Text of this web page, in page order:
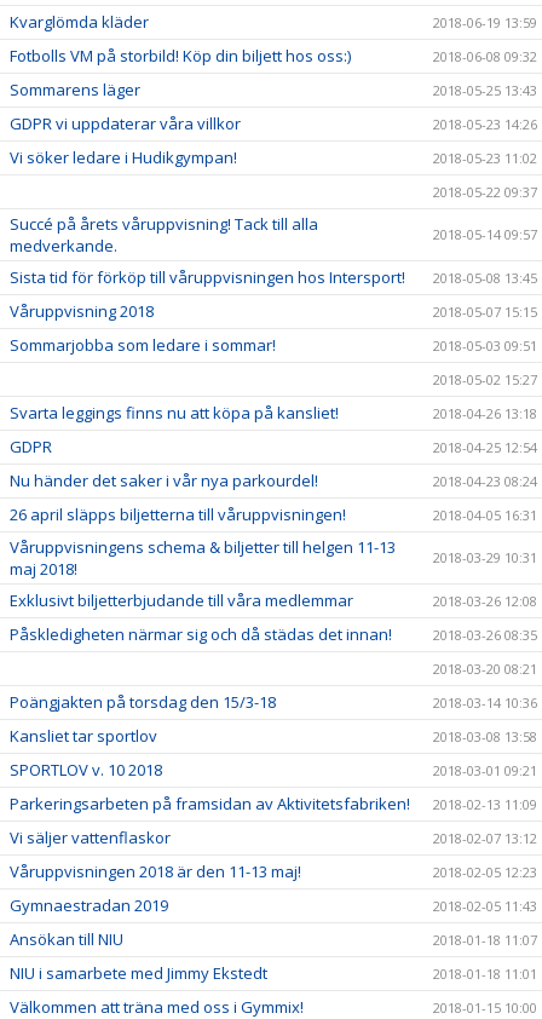
Kvarglömda kläder 2018-06-19 13:59
Fotbolls VM på storbild! Köp din biljett hos oss:) 2018-06-08 09:32
Sommarens läger 2018-05-25 13:43
GDPR vi uppdaterar våra villkor 2018-05-23 14:26
Vi söker ledare i Hudikgympan!
2018-05-23 11:02
2018-05-22 09:37
Succé på årets våruppvisning! Tack till alla
medverkande.
2018-05-14 09:57
Sista tid för förköp till våruppvisningen hos Intersport! 2018-05-08 13:45
Våruppvisning 2018 2018-05-07 15:15
Sommarjobba som ledare i sommar!
2018-05-03 09:51
2018-05-02 15:27
Svarta leggings finns nu att köpa på kansliet! 2018-04-26 13:18
GDPR 2018-04-25 12:54
Nu händer det saker i vår nya parkourdel! 2018-04-23 08:24
26 april släpps biljetterna till våruppvisningen! 2018-04-05 16:31
Våruppvisningens schema & biljetter till helgen 11-13
maj 2018!
2018-03-29 10:31
Exklusivt biljetterbjudande till våra medlemmar 2018-03-26 12:08
Påskledigheten närmar sig och då städas det innan!
2018-03-26 08:35
2018-03-20 08:21
Poängjakten på torsdag den 15/3-18 2018-03-14 10:36
Kansliet tar sportlov 2018-03-08 13:58
SPORTLOV v. 10 2018 2018-03-01 09:21
Parkeringsarbeten på framsidan av Aktivitetsfabriken! 2018-02-13 11:09
Vi säljer vattenflaskor 2018-02-07 13:12
Våruppvisningen 2018 är den 11-13 maj! 2018-02-05 12:23
Gymnaestradan 2019 2018-02-05 11:43
Ansökan till NIU 2018-01-18 11:07
NIU i samarbete med Jimmy Ekstedt 2018-01-18 11:01
Välkommen att träna med oss i Gymmix! 2018-01-15 10:00